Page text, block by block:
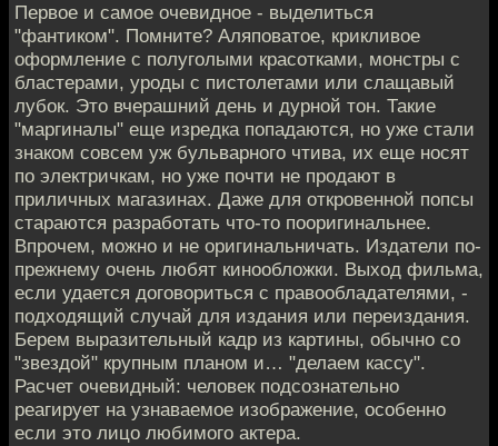
Первое и самое очевидное - выделиться
"фантиком". Помните? Аляповатое, крикливое
оформление с полуголыми красотками, монстры с
бластерами, уроды с пистолетами или слащавый
лубок. Это вчерашний день и дурной тон. Такие
"маргиналы" еще изредка попадаются, но уже стали
знаком совсем уж бульварного чтива, их еще носят
по электричкам, но уже почти не продают в
приличных магазинах. Даже для откровенной попсы
стараются разработать что-то пооригинальнее.
Впрочем, можно и не оригинальничать. Издатели по-
прежнему очень любят кинообложки. Выход фильма,
если удается договориться с правообладателями, -
подходящий случай для издания или переиздания.
Берем выразительный кадр из картины, обычно со
"звездой" крупным планом и… "делаем кассу".
Расчет очевидный: человек подсознательно
реагирует на узнаваемое изображение, особенно
если это лицо любимого актера.